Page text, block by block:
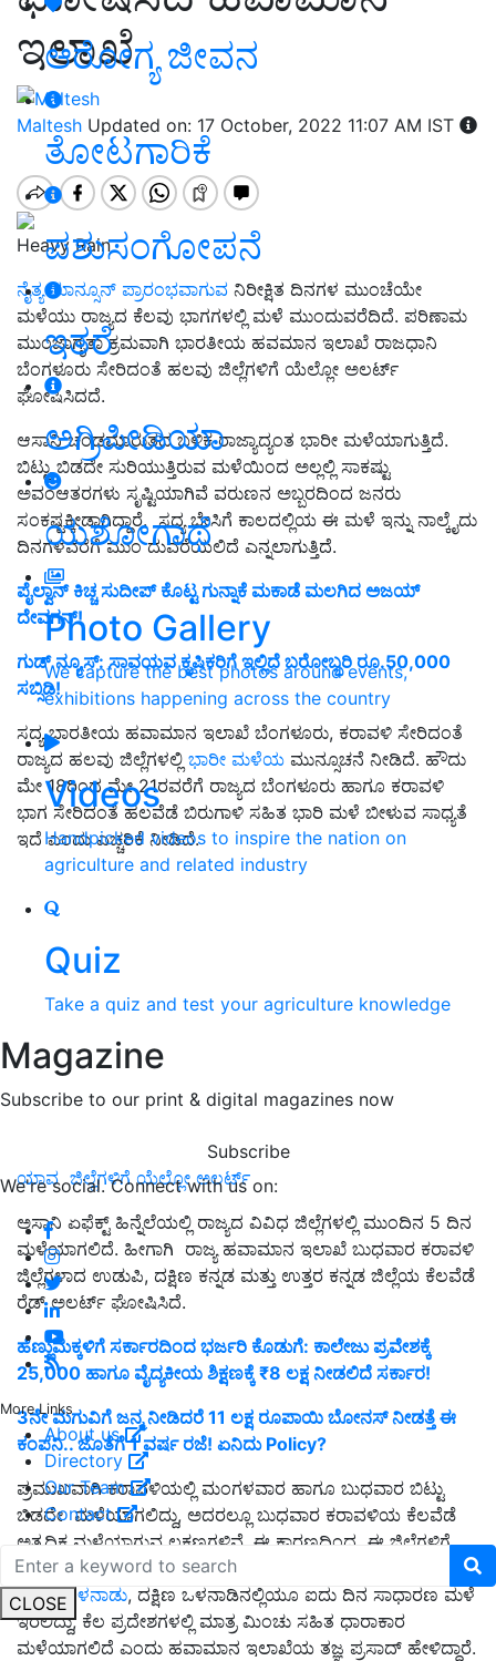
ಆರೋಗ್ಯ ಜೀವನ
ತೋಟಗಾರಿಕೆ
ಪಶುಸಂಗೋಪನೆ
ಇತರೆ
ಅಗ್ರಿಪೀಡಿಯಾ
ಯಶೋಗಾಥೆ
Photo Gallery
We capture the best photos around events,
exhibitions happening across the country
Videos
Handpicked videos to inspire the nation on
agriculture and related industry
Quiz
Take a quiz and test your agriculture knowledge
Magazine
Subscribe to our print & digital magazines now
Subscribe
We're social. Connect with us on:
More Links
About us
Directory
Our Team
Contact
CLOSE
ಇಲಾಖೆ
Maltesh Updated on: 17 October, 2022 11:07 AM IST
Heavy Rain
ನೈತ್ಯ ಮಾನ್ಸೂನ್ ಪ್ರಾರಂಭವಾಗುವ ನಿರೀಕ್ಷಿತ ದಿನಗಳ ಮುಂಚೆಯೇ
ಮಳೆಯು ರಾಜ್ಯದ ಕೆಲವು ಭಾಗಗಳಲ್ಲಿ ಮಳೆ ಮುಂದುವರೆದಿದೆ. ಪರಿಣಾಮ
ಮುಂಜಾಗೃತಾ ಕ್ರಮವಾಗಿ ಭಾರತೀಯ ಹವಮಾನ ಇಲಾಖೆ ರಾಜಧಾನಿ
ಬೆಂಗಳೂರು ಸೇರಿದಂತೆ ಹಲವು ಜಿಲ್ಲೆಗಳಿಗೆ ಯೆಲ್ಲೋ ಅಲರ್ಟ್‌
ಘೋಷಿಸಿದದೆ.
ಆಸಾನಿ ಚಂಡಮಾರುತದ ಬಳಿಕ ರಾಜ್ಯಾದ್ಯಂತ ಭಾರೀ ಮಳೆಯಾಗುತ್ತಿದೆ.
ಬಿಟ್ಟು ಬಿಡದೇ ಸುರಿಯುತ್ತಿರುವ ಮಳೆಯಿಂದ ಅಲ್ಲಲ್ಲಿ ಸಾಕಷ್ಟು
ಅವಂಆತರಗಳು ಸೃಷ್ಟಿಯಾಗಿವೆ ವರುಣನ ಅಬ್ಬರದಿಂದ ಜನರು
ಸಂಕಷ್ಟಕ್ಕೀಡಾಗಿದ್ದಾರೆ. ಸದ್ಯ ಬೇಸಿಗೆ ಕಾಲದಲ್ಲಿಯ ಈ ಮಳೆ ಇನ್ನು ನಾಲ್ಕೈದು
ದಿನಗಳವರೆಗೆ ಮುಂ ದುವರೆಯಲಿದೆ ಎನ್ನಲಾಗುತ್ತಿದೆ.
ಪೈಲ್ವಾನ್ ಕಿಚ್ಚ ಸುದೀಪ್ ಕೊಟ್ಟ ಗುನ್ನಾಕೆ ಮಕಾಡೆ ಮಲಗಿದ ಅಜಯ್
ದೇವಗನ್!
ಗುಡ್‌ ನ್ಯೂಸ್‌: ಸಾವಯವ ಕೃಷಿಕರಿಗೆ ಇಲ್ಲಿದೆ ಬರೋಬ್ಬರಿ ರೂ.50,000
ಸಬ್ಸಿಡಿ!
ಸದ್ಯ ಭಾರತೀಯ ಹವಾಮಾನ ಇಲಾಖೆ ಬೆಂಗಳೂರು, ಕರಾವಳಿ ಸೇರಿದಂತೆ
ರಾಜ್ಯದ ಹಲವು ಜಿಲ್ಲೆಗಳಲ್ಲಿ ಭಾರೀ ಮಳೆಯ ಮುನ್ಸೂಚನೆ ನೀಡಿದೆ. ಹೌದು
ಮೇ 18ರಿಂದ ಮೇ 21ರವರೆಗೆ ರಾಜ್ಯದ ಬೆಂಗಳೂರು ಹಾಗೂ ಕರಾವಳಿ
ಭಾಗ ಸೇರಿದಂತೆ ಹಲವೆಡೆ ಬಿರುಗಾಳಿ ಸಹಿತ ಭಾರಿ ಮಳೆ ಬೀಳುವ ಸಾಧ್ಯತೆ
ಇದೆ ಎಂದು ಎಚ್ಚರಿಕೆ ನೀಡಿದೆ.
ಯಾವ ಜಿಲ್ಲೆಗಳಿಗೆ ಯೆಲ್ಲೋ ಅಲರ್ಟ್‌
ಅಸಾನಿ ಏಫೆಕ್ಟ್‌ ಹಿನ್ನೆಲೆಯಲ್ಲಿ ರಾಜ್ಯದ ವಿವಿಧ ಜಿಲ್ಲೆಗಳಲ್ಲಿ ಮುಂದಿನ 5 ದಿನ
ಮಳೆಯಾಗಲಿದೆ. ಹೀಗಾಗಿ ರಾಜ್ಯ ಹವಾಮಾನ ಇಲಾಖೆ ಬುಧವಾರ ಕರಾವಳಿ
ಜಿಲ್ಲೆಗಳಾದ ಉಡುಪಿ, ದಕ್ಷಿಣ ಕನ್ನಡ ಮತ್ತು ಉತ್ತರ ಕನ್ನಡ ಜಿಲ್ಲೆಯ ಕೆಲವೆಡೆ
ರೆಡ್‌ ಅಲರ್ಟ್‌ ಘೋಷಿಸಿದೆ.
ಹೆಣ್ಣುಮಕ್ಕಳಿಗೆ ಸರ್ಕಾರದಿಂದ ಭರ್ಜರಿ ಕೊಡುಗೆ: ಕಾಲೇಜು ಪ್ರವೇಶಕ್ಕೆ
25,000 ಹಾಗೂ ವೈದ್ಯಕೀಯ ಶಿಕ್ಷಣಕ್ಕೆ ₹8 ಲಕ್ಷ ನೀಡಲಿದೆ ಸರ್ಕಾರ!
3ನೇ ಮಗುವಿಗೆ ಜನ್ಮ ನೀಡಿದರೆ 11 ಲಕ್ಷ ರೂಪಾಯಿ ಬೋನಸ್ ನೀಡತ್ತೆ ಈ
ಕಂಪನಿ.. ಜೊತೆಗೆ 1 ವರ್ಷ ರಜೆ! ಏನಿದು Policy?
ಪ್ರಮುಖವಾಗಿ ಕರಾವಳಿಯಲ್ಲಿ ಮಂಗಳವಾರ ಹಾಗೂ ಬುಧವಾರ ಬಿಟ್ಟು
ಬಿಡದೇ ಮಳೆಯಾಗಲಿದ್ದು, ಅದರಲ್ಲೂ ಬುಧವಾರ ಕರಾವಳಿಯ ಕೆಲವೆಡೆ
ಅತ್ಯಧಿಕ ಮಳೆಯಾಗುವ ಲಕ್ಷಣಗಳಿವೆ, ಈ ಕಾರಣದಿಂದ ಈ ಜಿಲ್ಲೆಗಳಿಗೆ
ರೆಡ್‌ ಅಲರ್ಟ್‌ ಘೋಷಿಸಲಾಗಿದೆ. ಉಳಿದಂತೆ ಬೆಂಗಳೂರು ಸೇರಿದಂತೆ
ಉತ್ತರ ಒಳನಾಡು, ದಕ್ಷಿಣ ಒಳನಾಡಿನಲ್ಲಿಯೂ ಐದು ದಿನ ಸಾಧಾರಣ ಮಳೆ
ಇರಲಿದ್ದು, ಕೆಲ ಪ್ರದೇಶಗಳಲ್ಲಿ ಮಾತ್ರ ಮಿಂಚು ಸಹಿತ ಧಾರಾಕಾರ
ಮಳೆಯಾಗಲಿದೆ ಎಂದು ಹವಾಮಾನ ಇಲಾಖೆಯ ತಜ್ಞ ಪ್ರಸಾದ್‌ ಹೇಳಿದ್ದಾರೆ.